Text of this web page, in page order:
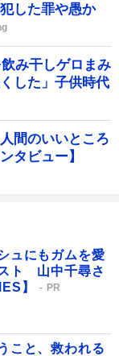
した罪や愚か
み干しゲロまみ
した」子供時代
間のいいところ
タビュー】
ュにもガムを愛
ト 山中千尋さ
】
PR
こと、救われる